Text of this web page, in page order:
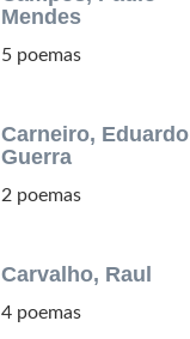
Mendes
5 poemas
Carneiro, Eduardo
Guerra
2 poemas
Carvalho, Raul
4 poemas